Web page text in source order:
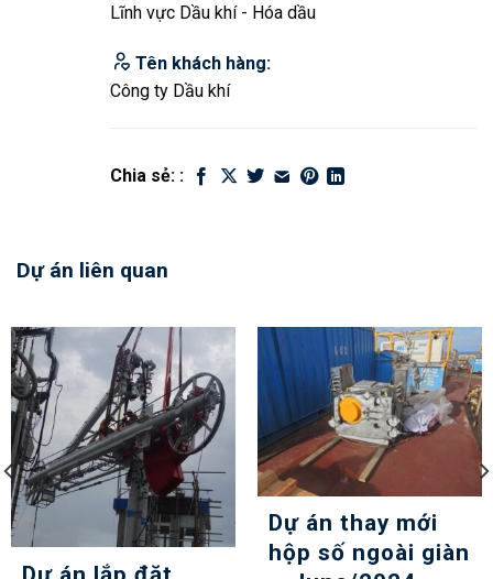
Lĩnh vực Dầu khí - Hóa dầu
Tên khách hàng:
Công ty Dầu khí
Chia sẻ: :
Dự án liên quan
Dự án thay mới
hộp số ngoài giàn